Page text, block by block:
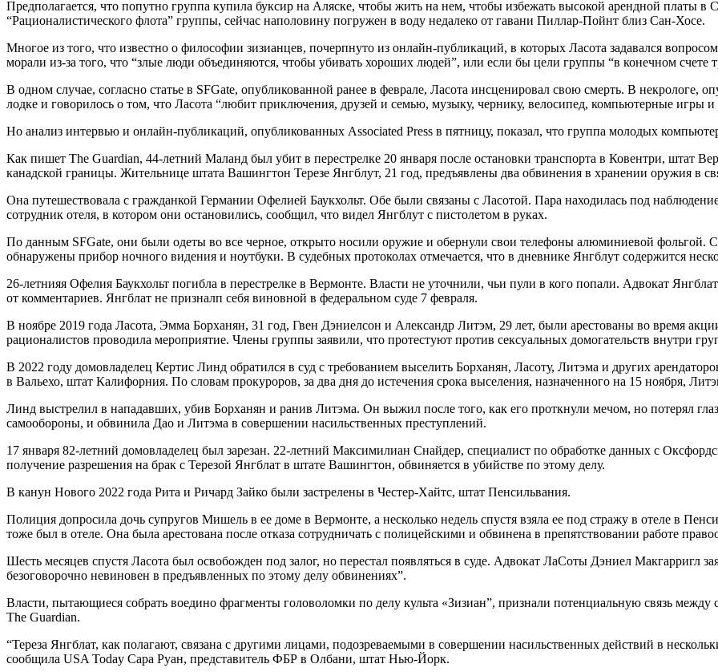
Предполагается, что попутно группа купила буксир на Аляске, чтобы жить на нем, чтобы избежать высокой арендной платы
“Рационалистического флота” группы, сейчас наполовину погружен в воду недалеко от гавани Пиллар-Пойнт близ Сан-Хосе.
Многое из того, что известно о философии зизианцев, почерпнуто из онлайн-публикаций, в которых Ласота задавался
морали из-за того, что “злые люди объединяются, чтобы убивать хороших людей”, или если бы цели группы “в конечном счете
В одном случае, согласно статье в SFGate, опубликованной ранее в феврале, Ласота инсценировал свою смерть. В некрологе,
лодке и говорилось о том, что Ласота “любит приключения, друзей и семью, музыку, чернику, велосипед, компьютерные игры
Но анализ интервью и онлайн-публикаций, опубликованных Associated Press в пятницу, показал, что группа молодых
Как пишет The Guardian, 44-летний Маланд был убит в перестрелке 20 января после остановки транспорта в Ковентри, штат
канадской границы. Жительнице штата Вашингтон Терезе Янгблут, 21 год, предъявлены два обвинения в хранении оружия в
Она путешествовала с гражданкой Германии Офелией Баукхольт. Обе были связаны с Ласотой. Пара находилась под
сотрудник отеля, в котором они остановились, сообщил, что видел Янгблут с пистолетом в руках.
По данным SFGate, они были одеты во все черное, открыто носили оружие и обернули свои телефоны алюминиевой фольгой.
обнаружены прибор ночного видения и ноутбуки. В судебных протоколах отмечается, что в дневнике Янгблут содержится
26-летнияя Офелия Баукхольт погибла в перестрелке в Вермонте. Власти не уточнили, чьи пули в кого попали. Адвокат
от комментариев. Янгблат не призналп себя виновной в федеральном суде 7 февраля.
В ноябре 2019 года Ласота, Эмма Борханян, 31 год, Гвен Дэниелсон и Александр Литэм, 29 лет, были арестованы во время
рационалистов проводила мероприятие. Члены группы заявили, что протестуют против сексуальных домогательств внутри
В 2022 году домовладелец Кертис Линд обратился в суд с требованием выселить Борханян, Ласоту, Литэма и других
в Вальехо, штат Калифорния. По словам прокуроров, за два дня до истечения срока выселения, назначенного на 15 ноября,
Линд выстрелил в нападавших, убив Борханян и ранив Литэма. Он выжил после того, как его проткнули мечом, но потерял
самообороны, и обвинила Дао и Литэма в совершении насильственных преступлений.
17 января 82-летний домовладелец был зарезан. 22-летний Максимилиан Снайдер, специалист по обработке данных с
получение разрешения на брак с Терезой Янгблат в штате Вашингтон, обвиняется в убийстве по этому делу.
В канун Нового 2022 года Рита и Ричард Зайко были застрелены в Честер-Хайтс, штат Пенсильвания.
Полиция допросила дочь супругов Мишель в ее доме в Вермонте, а несколько недель спустя взяла ее под стражу в отеле в
тоже был в отеле. Она была арестована после отказа сотрудничать с полицейскими и обвинена в препятствовании работе
Шесть месяцев спустя Ласота был освобожден под залог, но перестал появляться в суде. Адвокат ЛаСоты Дэниел Макгарригл
безоговорочно невиновен в предъявленных по этому делу обвинениях”.
Власти, пытающиеся собрать воедино фрагменты головоломки по делу культа «Зизиан”, признали потенциальную связь
The Guardian.
“Тереза Янгблат, как полагают, связана с другими лицами, подозреваемыми в совершении насильственных действий в
сообщила USA Today Сара Руан, представитель ФБР в Олбани, штат Нью-Йорк.